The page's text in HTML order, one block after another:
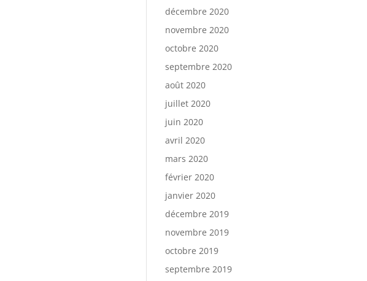
décembre 2020
novembre 2020
octobre 2020
septembre 2020
août 2020
juillet 2020
juin 2020
avril 2020
mars 2020
février 2020
janvier 2020
décembre 2019
novembre 2019
octobre 2019
septembre 2019